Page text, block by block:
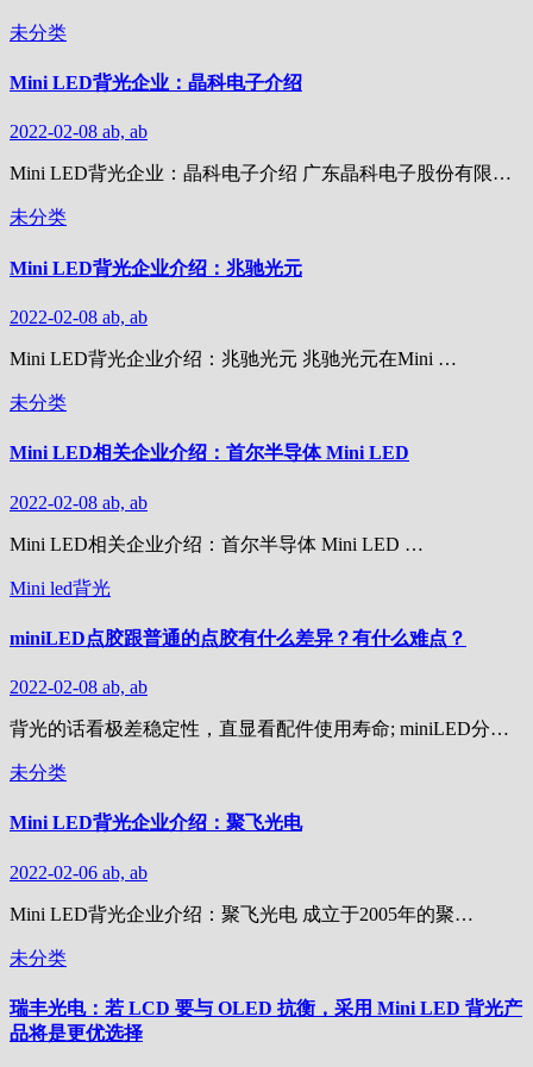
未分类
Mini LED背光企业：晶科电子介绍
2022-02-08 ab, ab
Mini LED背光企业：晶科电子介绍 广东晶科电子股份有限…
未分类
Mini LED背光企业介绍：兆驰光元
2022-02-08 ab, ab
Mini LED背光企业介绍：兆驰光元 兆驰光元在Mini …
未分类
Mini LED相关企业介绍：首尔半导体 Mini LED
2022-02-08 ab, ab
Mini LED相关企业介绍：首尔半导体 Mini LED …
Mini led背光
miniLED点胶跟普通的点胶有什么差异？有什么难点？
2022-02-08 ab, ab
背光的话看极差稳定性，直显看配件使用寿命; miniLED分…
未分类
Mini LED背光企业介绍：聚飞光电
2022-02-06 ab, ab
Mini LED背光企业介绍：聚飞光电 成立于2005年的聚…
未分类
瑞丰光电：若 LCD 要与 OLED 抗衡，采用 Mini LED 背光产
品将是更优选择